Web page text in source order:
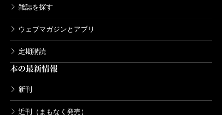
雑誌を探す
ウェブマガジンとアプリ
定期購読
本の最新情報
新刊
近刊（まもなく発売）